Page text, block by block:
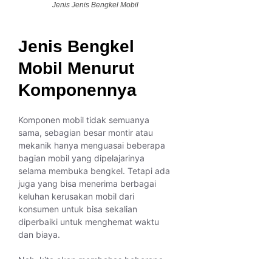
Jenis Jenis Bengkel Mobil
Jenis Bengkel
Mobil Menurut
Komponennya
Komponen mobil tidak semuanya
sama, sebagian besar montir atau
mekanik hanya menguasai beberapa
bagian mobil yang dipelajarinya
selama membuka bengkel. Tetapi ada
juga yang bisa menerima berbagai
keluhan kerusakan mobil dari
konsumen untuk bisa sekalian
diperbaiki untuk menghemat waktu
dan biaya.